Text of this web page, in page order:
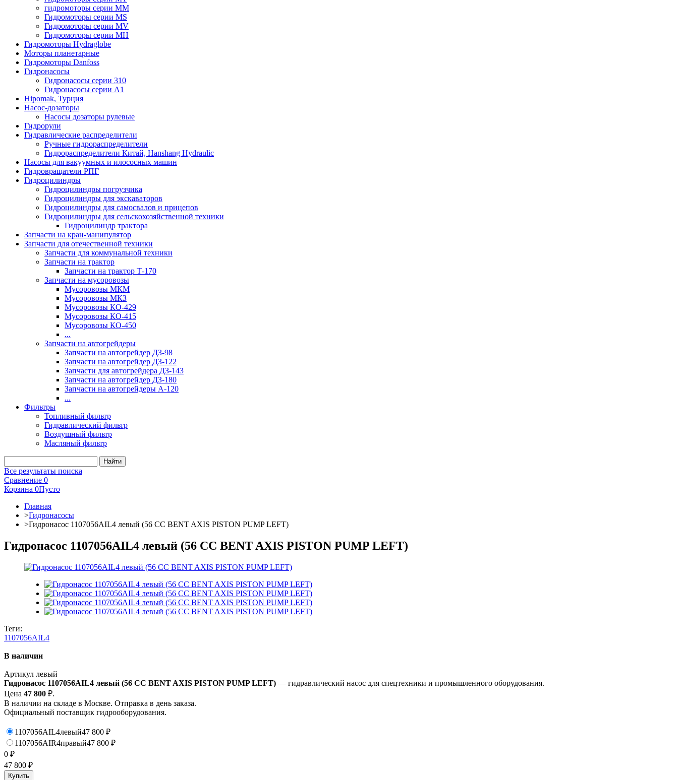
гидромоторы серии MM
Гидромоторы серии MS
Гидромоторы серии MV
Гидромоторы серии MH
Гидромоторы Hydraglobe
Моторы планетарные
Гидромоторы Danfoss
Гидронасосы
Гидронасосы серии 310
Гидронасосы серии А1
Hipomak, Турция
Насос-дозаторы
Насосы дозаторы рулевые
Гидрорули
Гидравлические распределители
Ручные гидрораспределители
Гидрораспределители Китай, Hanshang Hydraulic
Насосы для вакуумных и илососных машин
Гидровращатели РПГ
Гидроцилиндры
Гидроцилиндры погрузчика
Гидроцилиндры для экскаваторов
Гидроцилиндры для самосвалов и прицепов
Гидроцилиндры для сельскохозяйственной техники
Гидроцилиндр трактора
Запчасти на кран-манипулятор
Запчасти для отечественной техники
Запчасти для коммунальной техники
Запчасти на трактор
Запчасти на трактор Т-170
Запчасти на мусоровозы
Мусоровозы МКМ
Мусоровозы МКЗ
Мусоровозы КО-429
Мусоровозы КО-415
Мусоровозы КО-450
...
Запчасти на автогрейдеры
Запчасти на автогрейдер ДЗ-98
Запчасти на автогрейдер ДЗ-122
Запчасти для автогрейдера ДЗ-143
Запчасти на автогрейдер ДЗ-180
Запчасти на автогрейдеры А-120
...
Фильтры
Топливный фильтр
Гидравлический фильтр
Воздушный фильтр
Масляный фильтр
Все результаты поиска
Сравнение 0
Корзина 0Пусто
Главная
>Гидронасосы
>Гидронасос 1107056AIL4 левый (56 CC BENT AXIS PISTON PUMP LEFT)
Гидронасос 1107056AIL4 левый (56 CC BENT AXIS PISTON PUMP LEFT)
Теги:
1107056AIL4
В наличии
Артикул левый
Гидронасос 1107056AIL4 левый (56 CC BENT AXIS PISTON PUMP LEFT) — гидравлический насос для спецтехники и промышленного оборудования.
Цена 47 800 ₽.
В наличии на складе в Москве. Отправка в день заказа.
Официальный поставщик гидрооборудования.
1107056AIL4левый47 800 ₽
1107056AIR4правый47 800 ₽
0 ₽
47 800 ₽